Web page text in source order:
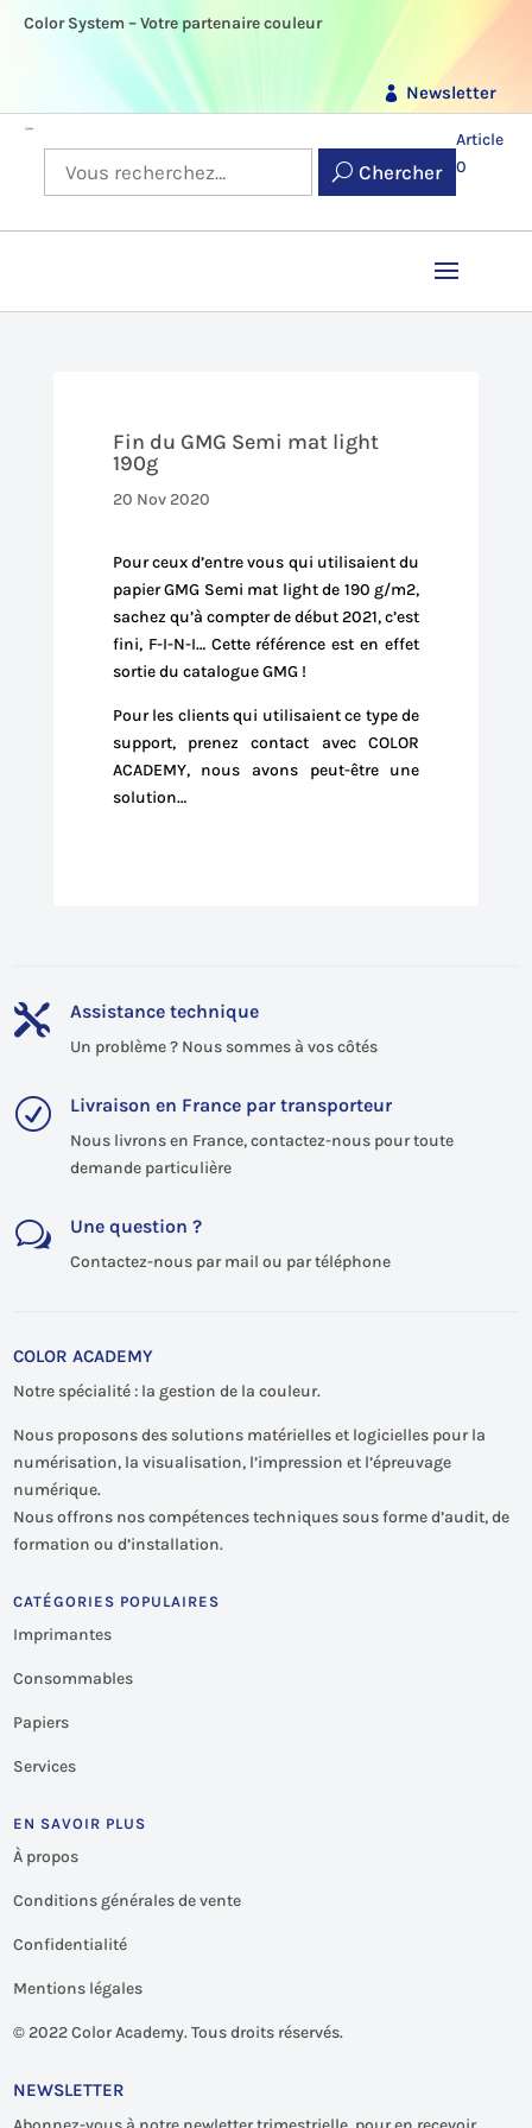
Color System – Votre partenaire couleur
Newsletter
Chercher
Article
0
Fin du GMG Semi mat light
190g
20 Nov 2020
Pour ceux d’entre vous qui utilisaient du
papier GMG Semi mat light de 190 g/m2,
sachez qu’à compter de début 2021, c’est
fini, F-I-N-I… Cette référence est en effet
sortie du catalogue GMG !
Pour les clients qui utilisaient ce type de
support, prenez contact avec COLOR
ACADEMY, nous avons peut-être une
solution…
 Assistance technique
Un problème ? Nous sommes à vos côtés
R Livraison en France par transporteur
Nous livrons en France, contactez-nous pour toute
demande particulière
w Une question ?
Contactez-nous par mail ou par téléphone
COLOR ACADEMY
Notre spécialité : la gestion de la couleur.
Nous proposons des solutions matérielles et logicielles pour la
numérisation, la visualisation, l’impression et l’épreuvage
numérique.
Nous offrons nos compétences techniques sous forme d’audit, de
formation ou d’installation.
CATÉGORIES POPULAIRES
Imprimantes
Consommables
Papiers
Services
EN SAVOIR PLUS
À propos
Conditions générales de vente
Confidentialité
Mentions légales
© 2022 Color Academy. Tous droits réservés.
NEWSLETTER